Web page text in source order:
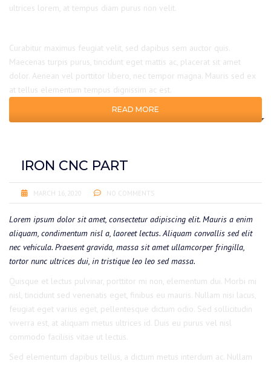
ultrices lorem, at tempus diam purus non velit.
Curabitur maximus feugiat velit, sed dapibus sem auctor quis.
Maecenas turpis purus, tincidunt eget mattis ac, placerat sit amet
dolor. Aenean vel porttitor libero, nec tempor magna. Mauris sed ex
at tellus elementum tempus dignissim ac est.
READ MORE
IRON CNC PART
MARCH 16, 2020 NO COMMENTS
Lorem ipsum dolor sit amet, consectetur adipiscing elit. Mauris a enim
aliquam, condimentum nisl a, laoreet lectus. Aliquam convallis sed elit
nec vehicula. Praesent gravida, massa sit amet ullamcorper fringilla,
tortor nunc ultrices dui, in tristique leo leo sed massa.
Quisque et lectus pulvinar, porttitor mi non, elementum dui. Morbi mi
nisl, tincidunt sed venenatis eget, finibus eu mauris. Nullam nisi lacus,
feugiat eget varius eget, pellentesque dictum odio. Sed sollicitudin
viverra est, at aliquam metus ultrices id. Duis eu purus vel nisl
commodo facilisis vitae ut lectus.
Sed elementum dapibus tellus, a dictum metus interdum ac. Nullam